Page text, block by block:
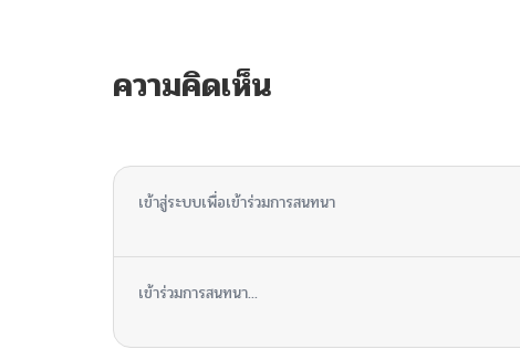
ความคิดเห็น
เข้าสู่ระบบเพื่อเข้าร่วมการสนทนา
เข้าร่วมการสนทนา...